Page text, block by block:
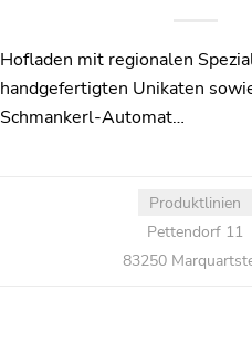
Hofladen mit regionalen
handgefertigten Unikaten
Schmankerl-Automat…
Produktlinien
Pettendorf 11
83250